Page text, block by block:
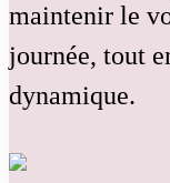
maintenir le
journée, tout
dynamique.